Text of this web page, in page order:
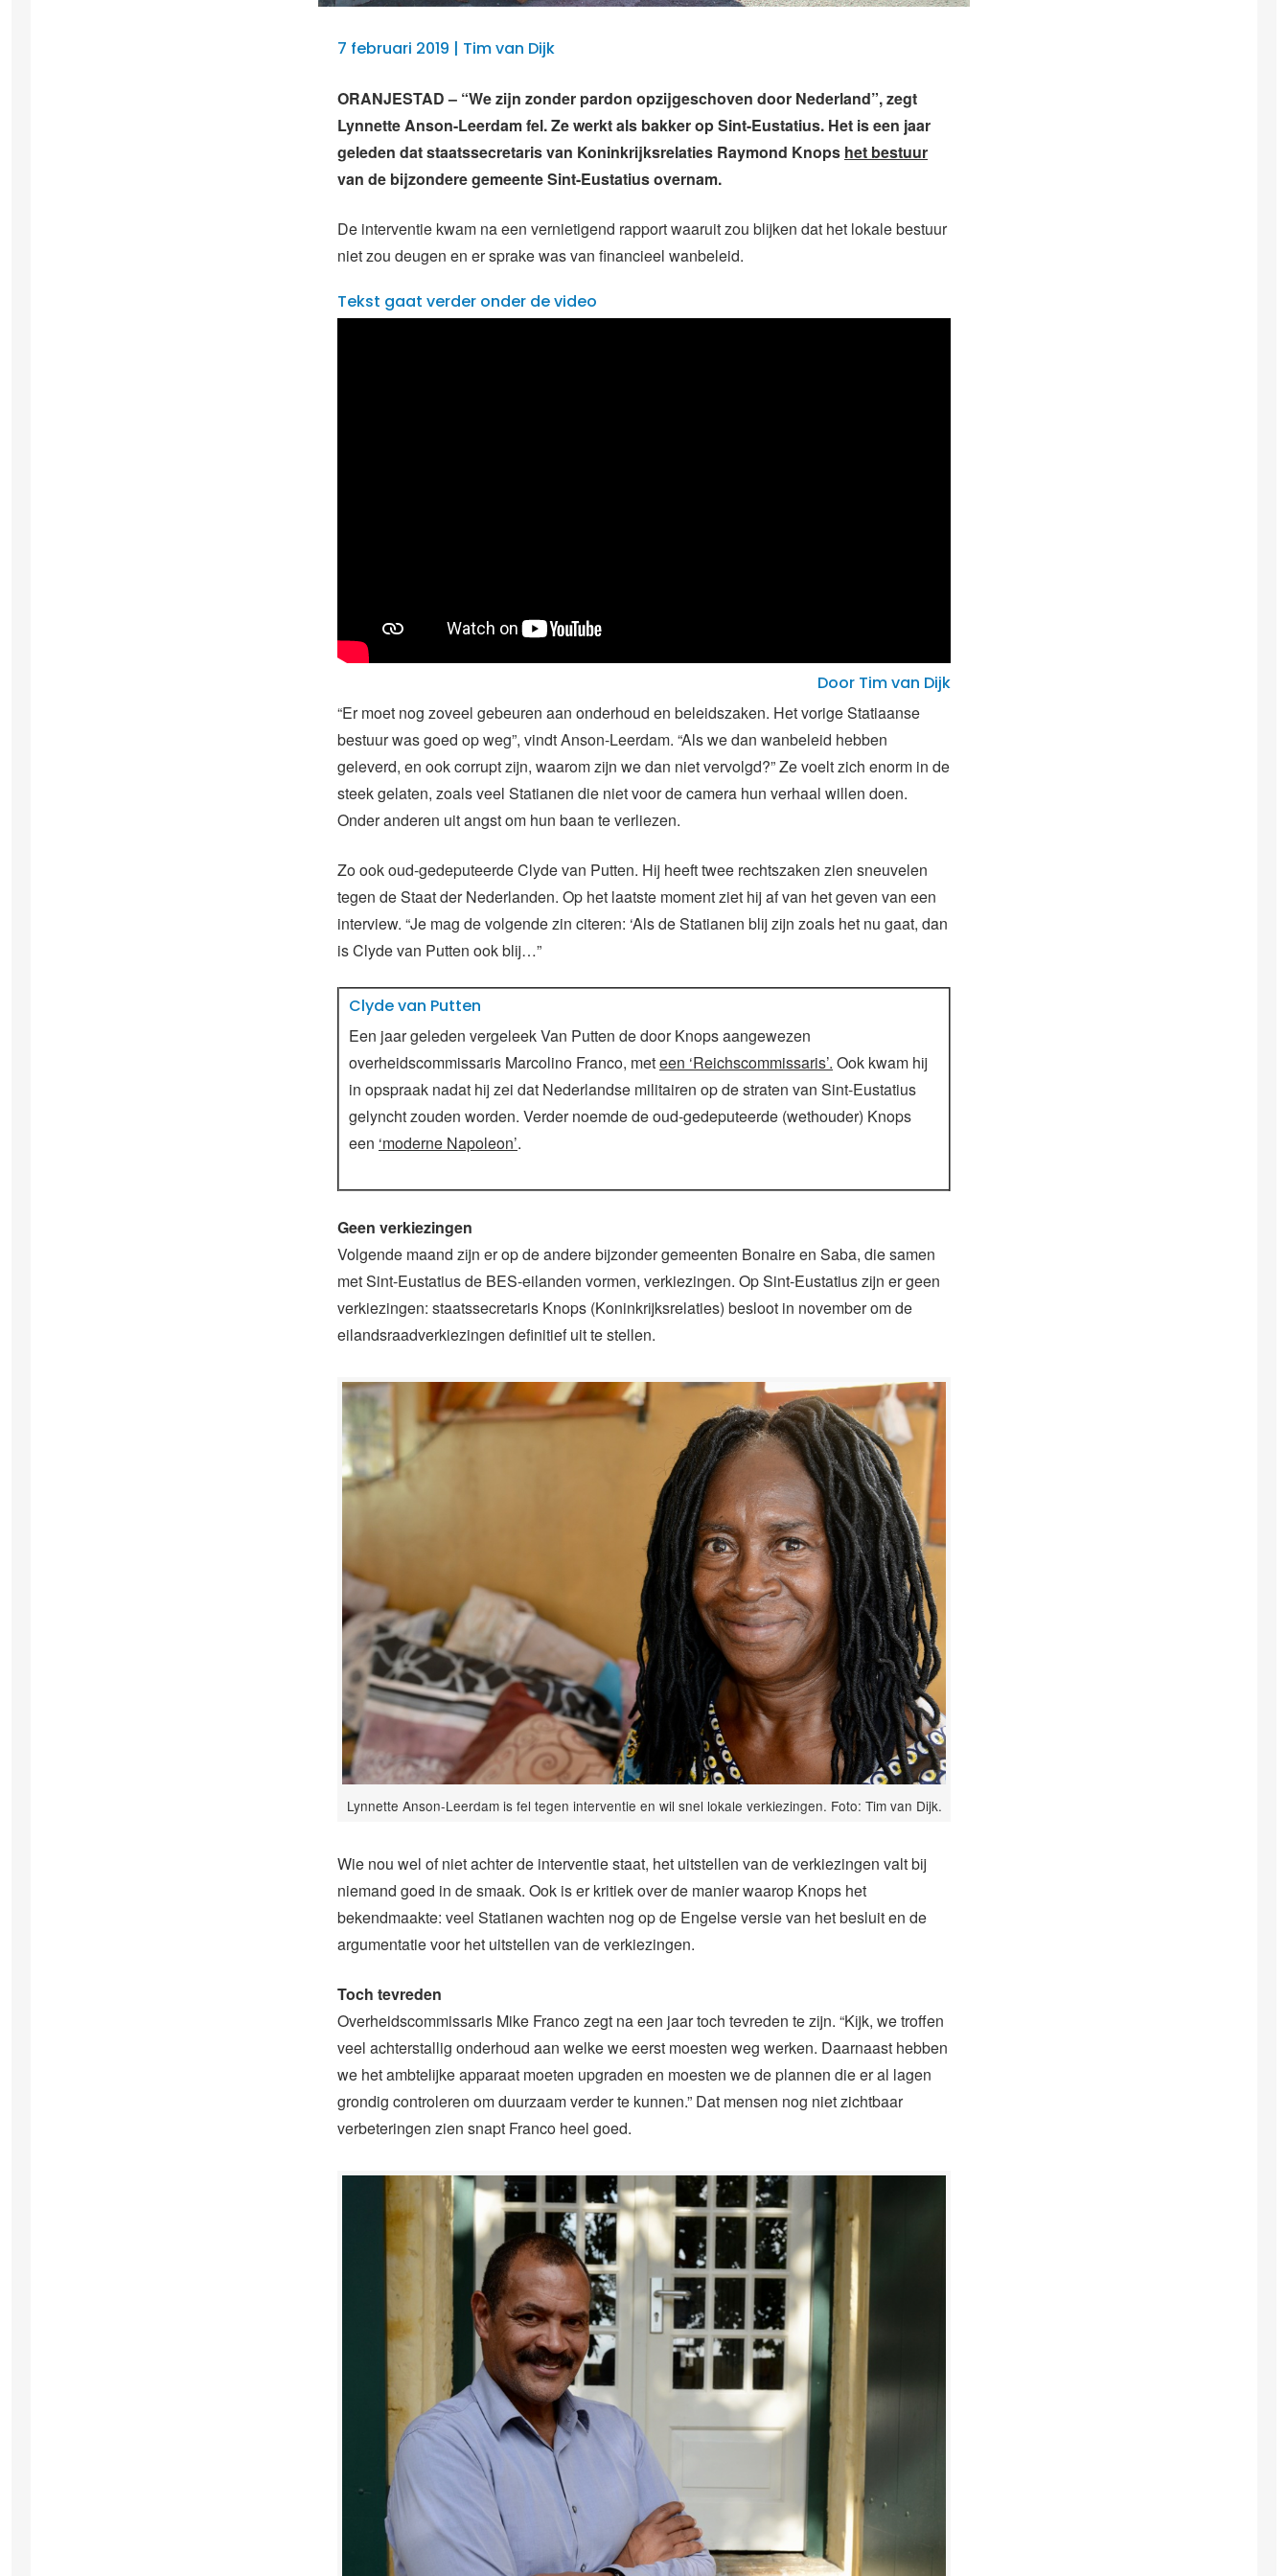
7 februari 2019 | Tim van Dijk
ORANJESTAD – “We zijn zonder pardon opzijgeschoven door Nederland”, zegt
Lynnette Anson-Leerdam fel. Ze werkt als bakker op Sint-Eustatius. Het is een jaar
geleden dat staatssecretaris van Koninkrijksrelaties Raymond Knops het bestuur
van de bijzondere gemeente Sint-Eustatius overnam.
De interventie kwam na een vernietigend rapport waaruit zou blijken dat het lokale bestuur
niet zou deugen en er sprake was van financieel wanbeleid.
Tekst gaat verder onder de video
Door Tim van Dijk
“Er moet nog zoveel gebeuren aan onderhoud en beleidszaken. Het vorige Statiaanse
bestuur was goed op weg”, vindt Anson-Leerdam. “Als we dan wanbeleid hebben
geleverd, en ook corrupt zijn, waarom zijn we dan niet vervolgd?” Ze voelt zich enorm in de
steek gelaten, zoals veel Statianen die niet voor de camera hun verhaal willen doen.
Onder anderen uit angst om hun baan te verliezen.
Zo ook oud-gedeputeerde Clyde van Putten. Hij heeft twee rechtszaken zien sneuvelen
tegen de Staat der Nederlanden. Op het laatste moment ziet hij af van het geven van een
interview. “Je mag de volgende zin citeren: ‘Als de Statianen blij zijn zoals het nu gaat, dan
is Clyde van Putten ook blij…”
Clyde van Putten
Een jaar geleden vergeleek Van Putten de door Knops aangewezen
overheidscommissaris Marcolino Franco, meteen ‘Reichscommissaris’. Ook kwam hij
in opspraak nadat hij zei dat Nederlandse militairen op de straten van Sint-Eustatius
gelyncht zouden worden. Verder noemde de oud-gedeputeerde (wethouder) Knops
een ‘moderne Napoleon’.
Geen verkiezingen
Volgende maand zijn er op de andere bijzonder gemeenten Bonaire en Saba, die samen
met Sint-Eustatius de BES-eilanden vormen, verkiezingen. Op Sint-Eustatius zijn er geen
verkiezingen: staatssecretaris Knops (Koninkrijksrelaties) besloot in november om de
eilandsraadverkiezingen definitief uit te stellen.
Lynnette Anson-Leerdam is fel tegen interventie en wil snel lokale verkiezingen. Foto: Tim van Dijk.
Wie nou wel of niet achter de interventie staat, het uitstellen van de verkiezingen valt bij
niemand goed in de smaak. Ook is er kritiek over de manier waarop Knops het
bekendmaakte: veel Statianen wachten nog op de Engelse versie van het besluit en de
argumentatie voor het uitstellen van de verkiezingen.
Toch tevreden
Overheidscommissaris Mike Franco zegt na een jaar toch tevreden te zijn. “Kijk, we troffen
veel achterstallig onderhoud aan welke we eerst moesten weg werken. Daarnaast hebben
we het ambtelijke apparaat moeten upgraden en moesten we de plannen die er al lagen
grondig controleren om duurzaam verder te kunnen.” Dat mensen nog niet zichtbaar
verbeteringen zien snapt Franco heel goed.